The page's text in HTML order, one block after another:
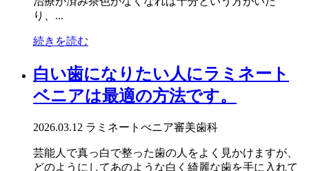
り、...
続きを読む
白い歯になりたい人にラミネート
ベニアは最適の方法です。
2026.03.12 ラミネートべニア審美歯科
芸能人で真っ白で整った歯の人をよく見かけますが、
どのようにしてあのような白く綺麗な歯を手に入れて